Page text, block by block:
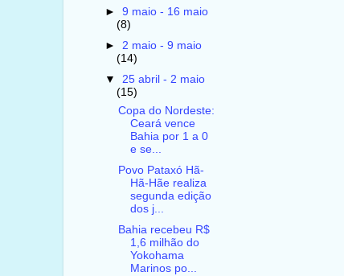
► 9 maio - 16 maio
(8)
► 2 maio - 9 maio
(14)
▼ 25 abril - 2 maio
(15)
Copa do Nordeste:
Ceará vence
Bahia por 1 a 0
e se...
Povo Pataxó Hã-
Hã-Hãe realiza
segunda edição
dos j...
Bahia recebeu R$
1,6 milhão do
Yokohama
Marinos po...